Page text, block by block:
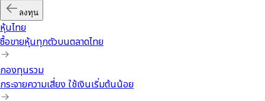
ลงทุน
หุ้นไทย
ซื้อขายหุ้นทุกตัวบนตลาดไทย
กองทุนรวม
กระจายความเสี่ยง ใช้เงินเริ่มต้นน้อย